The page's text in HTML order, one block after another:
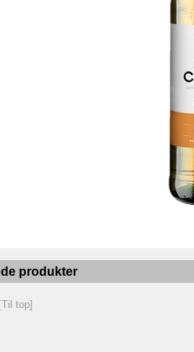
produkter
[Til top]